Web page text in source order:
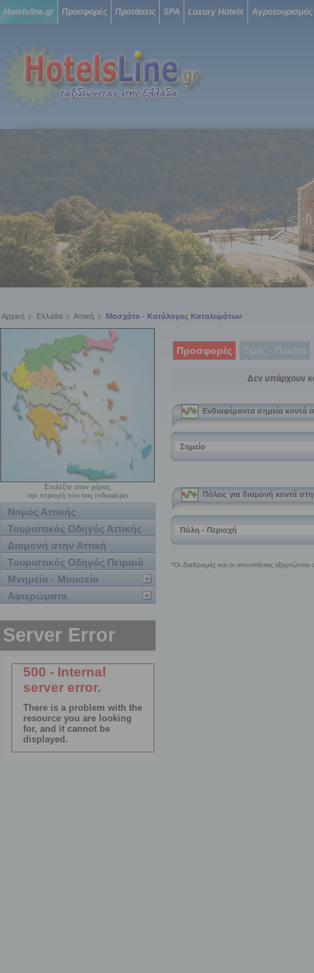
Hotelsline.gr Προσφορές Προτάσεις SPA Luxury Hotels Αγροτουρισμός
Αρχική Ελλάδα Αττική Μοσχάτο - Κατάλογος Καταλυμάτων
Επιλέξτε στον χάρτη,
την περιοχή που σας ενδιαφέρει
Νομός Αττικής
Τουριστικός Οδηγός Αττικής
Διαμονή στην Αττική
Τουριστικός Οδηγός Πειραιά
Μνημεία - Μουσεία
Αφιερώματα
Προσφορές Τιμές - Πακέτα
Δεν υπάρχουν